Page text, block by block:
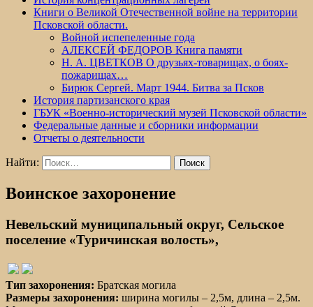
Книги о Великой Отечественной войне на территории
Псковской области.
Войной испепеленные года
АЛЕКСЕЙ ФЕДОРОВ Книга памяти
Н. А. ЦВЕТКОВ О друзьях-товарищах, о боях-
пожарищах…
Бирюк Сергей. Март 1944. Битва за Псков
История партизанского края
ГБУК «Военно-исторический музей Псковской области»
Федеральные данные и сборники информации
Отчеты о деятельности
Найти:
Воинское захоронение
Невельский муниципальный округ, Сельское
поселение «Туричинская волость»,
Тип захоронения: Братская могила
Размеры захоронения: ширина могилы – 2,5м, длина – 2,5м.